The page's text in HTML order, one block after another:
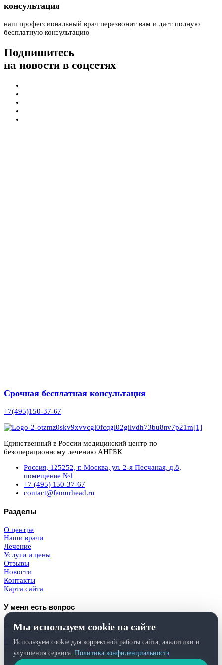
консультация
наш профессиональный врач перезвонит вам и даст полную
бесплатную консультацию
Подпишитесь
на новости в соцсетях
Срочная бесплатная консультация
+7(495)150-37-67
Единственный в России медицинский центр по
безоперационному лечению АНГБК
Россия, 125252, г. Москва, ул. 2-я Песчаная, д.8,
помещение №1
+7 (495) 150-37-67
contact@femurhead.ru
Разделы
О центре
Наши врачи
Лечение
Услуги и цены
Отзывы
Новости
Контакты
Карта сайта
У меня есть вопрос
Бесплатная консультация
Получить
. Права защищены.
Политика конфиденциальностии
Мы используем cookie на сайте
Используем cookie для корректной работы сайта, аналитики и
улучшения сервиса. Политика конфиденциальности